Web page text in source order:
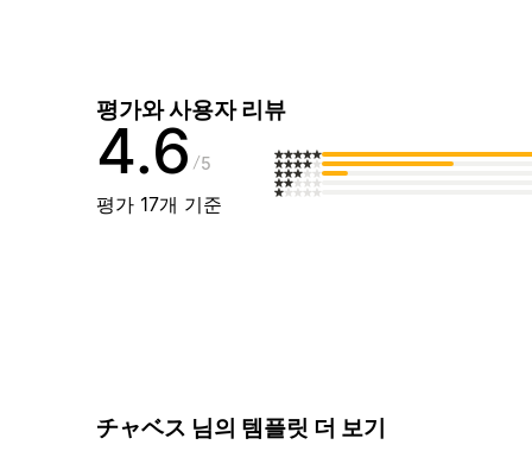
평가와 사용자 리뷰
4.6 5
평가 17개 기준
チャベス 님의 템플릿 더 보기